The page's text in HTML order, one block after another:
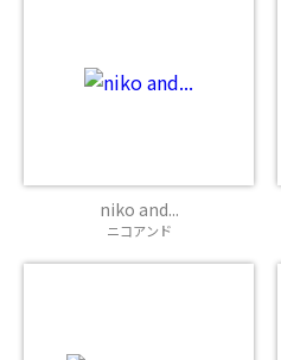
niko and...
ニコアンド